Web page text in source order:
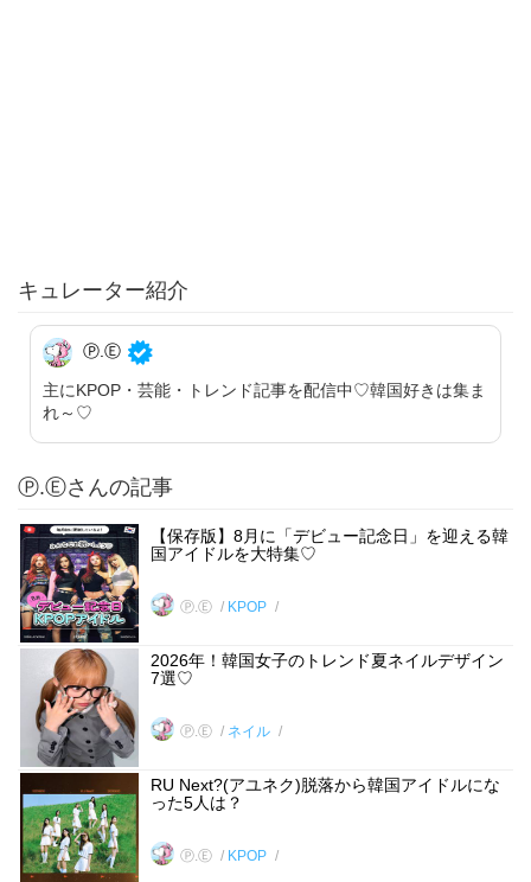
キュレーター紹介
Ⓟ.Ⓔ
主にKPOP・芸能・トレンド記事を配信中♡韓国好きは集ま
れ～♡
Ⓟ.Ⓔさんの記事
【保存版】8月に「デビュー記念日」を迎える韓
国アイドルを大特集♡
Ⓟ.Ⓔ KPOP
2026年！韓国女子のトレンド夏ネイルデザイン
7選♡
Ⓟ.Ⓔ ネイル
RU Next?(アユネク)脱落から韓国アイドルにな
った5人は？
Ⓟ.Ⓔ KPOP